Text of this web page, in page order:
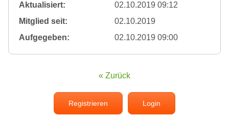
Aktualisiert:
02.10.2019 09:12
Mitglied seit:
02.10.2019
Aufgegeben:
02.10.2019 09:00
« Zurück
Registrieren Login